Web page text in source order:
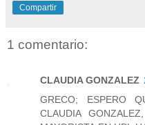
Compartir
1 comentario:
CLAUDIA GONZALEZ
GRECO; ESPERO
CLAUDIA